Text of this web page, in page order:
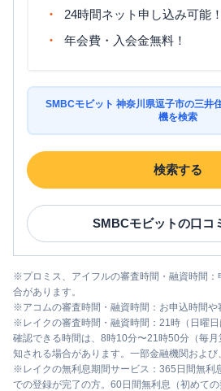
24時間ネット申し込み可能！
年会費・入会金無料！
SMBCモビット 神奈川県逗子市の三井
機を検索
検索する
SMBCモビットの口コ
※プロミス、アイフルの審査時間・融資時間
合があります。
※アコムの審査時間・融資時間：お申込時間
※ レイクの審査時間・融資時間：21時（日曜
確認できる時間は、8時10分〜21時50分（毎
知される場合があります。一部金融機関および
※ レイクの無利息期間サービス：365日間無
での登録が完了の方。60日間無利息（初めて